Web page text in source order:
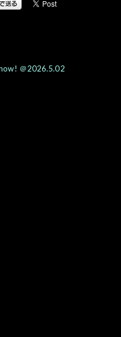
＠2026.5.02